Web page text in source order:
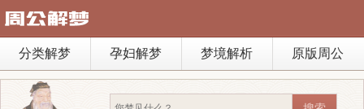
分类解梦 孕妇解梦 梦境解析 原版周公